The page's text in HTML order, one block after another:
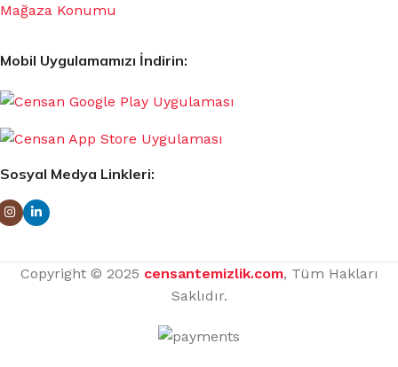
Mağaza Konumu
Mobil Uygulamamızı İndirin:
Sosyal Medya Linkleri:
Copyright © 2025 censantemizlik.com, Tüm Hakları
Saklıdır.